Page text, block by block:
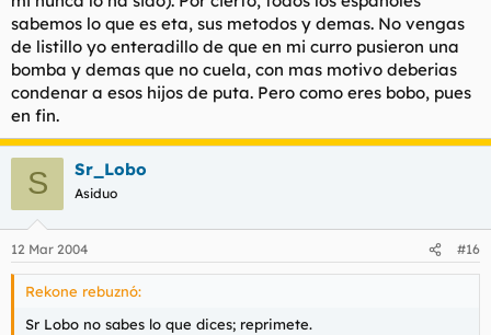
sabemos lo que es eta, sus metodos y demas. No vengas
de listillo yo enteradillo de que en mi curro pusieron una
bomba y demas que no cuela, con mas motivo deberias
condenar a esos hijos de puta. Pero como eres bobo, pues
en fin.
S Sr_Lobo
Asiduo
12 Mar 2004 #16
Rekone rebuznó:
Sr Lobo no sabes lo que dices; reprimete.